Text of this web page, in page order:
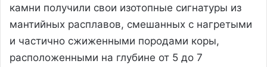
камни получили свои изотопные сигнатуры из
мантийных расплавов, смешанных с нагретыми
и частично сжиженными породами коры,
расположенными на глубине от 5 до 7